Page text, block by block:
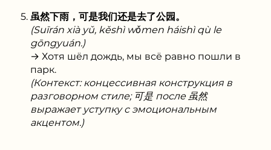
虽然下雨，可是我们还是去了公园。
(Suīrán xià yǔ, kěshì wǒmen háishì qù le
gōngyuán.)
→ Хотя шёл дождь, мы всё равно пошли в
парк.
(Контекст: концессивная конструкция в
разговорном стиле; 可是 после 虽然
выражает уступку с эмоциональным
акцентом.)